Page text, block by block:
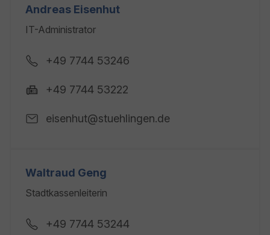
Andreas Eisenhut
IT-Administrator
+49 7744 53246
+49 7744 53222
eisenhut@stuehlingen.de
Waltraud Geng
Stadtkassenleiterin
+49 7744 53244